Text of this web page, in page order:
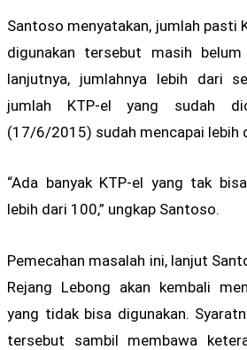
Santoso menyatakan, jumlah pasti
digunakan tersebut masih belum
lanjutnya, jumlahnya lebih dari
jumlah KTP-el yang sudah
(17/6/2015) sudah mencapai lebih
“Ada banyak KTP-el yang tak
lebih dari 100,” ungkap Santoso.
Pemecahan masalah ini, lanjut
Rejang Lebong akan kembali
yang tidak bisa digunakan.
tersebut sambil membawa